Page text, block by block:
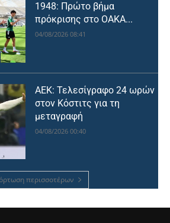
1948: Πρώτο βήμα
πρόκρισης στο ΟΑΚΑ...
04/08/2026 08:41
ΑΕΚ: Τελεσίγραφο 24 ωρών
στον Κόστιτς για τη
μεταγραφή
04/08/2026 00:40
περισσοτέρων